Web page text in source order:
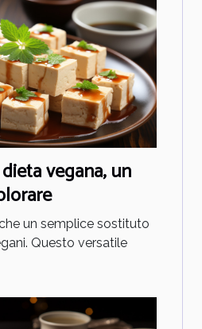
vegana, un
un semplice sostituto
Questo versatile